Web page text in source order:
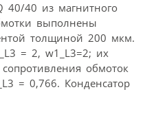
40/40 из магнитного
выполнены
толщиной 200 мкм.
= 2, w1_L3=2; их
обмоток
= 0,766. Конденсатор